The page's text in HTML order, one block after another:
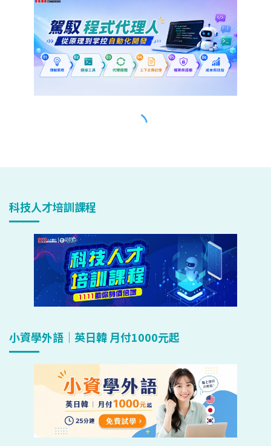
科技人才培訓課程
小資學外語｜英日韓 月付1000元起